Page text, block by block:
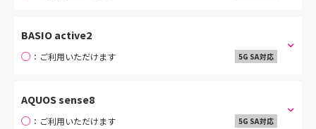
BASIO active2
○ ：ご利用いただけます 5G SA対応
AQUOS sense8
○ ：ご利用いただけます 5G SA対応